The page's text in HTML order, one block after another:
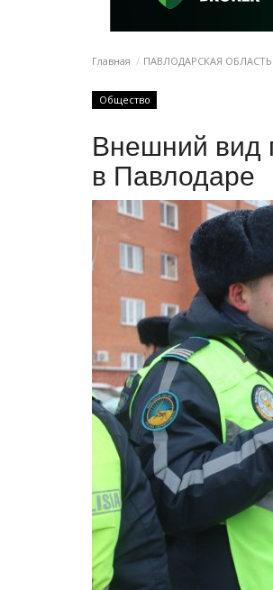
Главная ПАВЛОДАРСКАЯ ОБЛАСТЬ
Общество
Внешний вид
в Павлодаре